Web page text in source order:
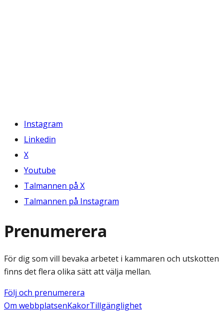
Instagram
Linkedin
X
Youtube
Talmannen på X
Talmannen på Instagram
Prenumerera
För dig som vill bevaka arbetet i kammaren och utskotten
finns det flera olika sätt att välja mellan.
Följ och prenumerera
Om webbplatsenKakorTillgänglighet